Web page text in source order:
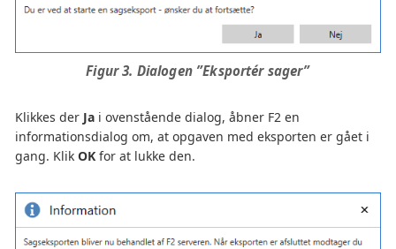
Figur 3. Dialogen ”Eksportér sager”
Klikkes der Ja i ovenstående dialog, åbner F2 en
informationsdialog om, at opgaven med eksporten er gået i
gang. Klik OK for at lukke den.